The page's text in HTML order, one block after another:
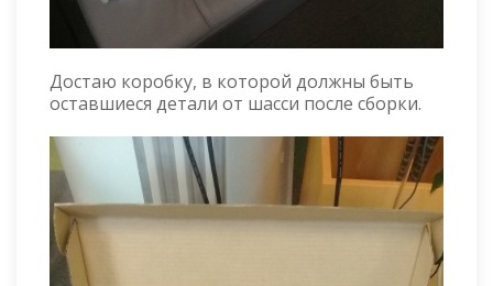
Достаю коробку, в которой должны быть
оставшиеся детали от шасси после сборки.